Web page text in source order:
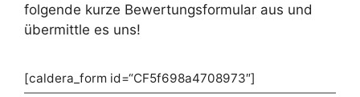
folgende kurze Bewertungsformular aus und
übermittle es uns!
[caldera_form id=“CF5f698a4708973″]